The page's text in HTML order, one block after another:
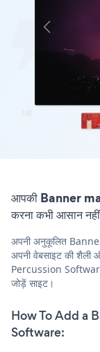
आपकी Banner
करना कभी आसान नहीं
अपनी अनुकूलित
अपनी वेबसाइट की
Percussion Software
जोड़ें साइट।
How To Add a
Software: